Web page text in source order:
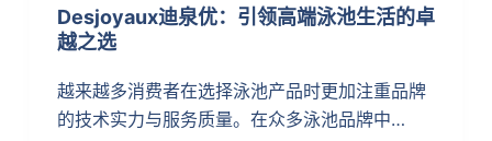
Desjoyaux迪泉优：引领高端泳池生活的卓
越之选
越来越多消费者在选择泳池产品时更加注重品牌
的技术实力与服务质量。在众多泳池品牌中…